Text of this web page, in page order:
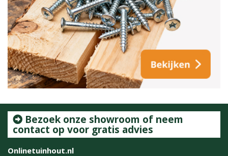
Bezoek onze showroom of neem
contact op voor gratis advies
Onlinetuinhout.nl